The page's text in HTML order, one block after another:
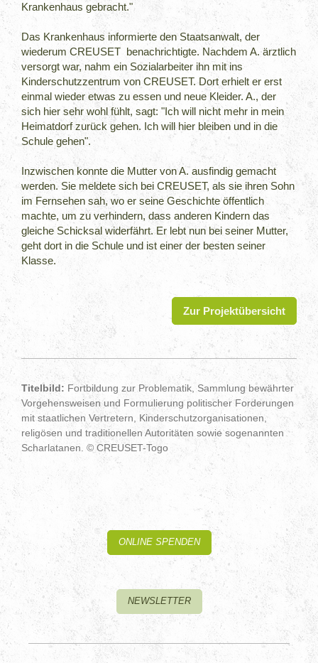
Krankenhaus gebracht."
Das Krankenhaus informierte den Staatsanwalt, der
wiederum CREUSET benachrichtigte. Nachdem A. ärztlich
versorgt war, nahm ein Sozialarbeiter ihn mit ins
Kinderschutzzentrum von CREUSET. Dort erhielt er erst
einmal wieder etwas zu essen und neue Kleider. A., der
sich hier sehr wohl fühlt, sagt: "Ich will nicht mehr in mein
Heimatdorf zurück gehen. Ich will hier bleiben und in die
Schule gehen".
Inzwischen konnte die Mutter von A. ausfindig gemacht
werden. Sie meldete sich bei CREUSET, als sie ihren Sohn
im Fernsehen sah, wo er seine Geschichte öffentlich
machte, um zu verhindern, dass anderen Kindern das
gleiche Schicksal widerfährt. Er lebt nun bei seiner Mutter,
geht dort in die Schule und ist einer der besten seiner
Klasse.
Zur Projektübersicht
Titelbild: Fortbildung zur Problematik, Sammlung bewährter
Vorgehensweisen und Formulierung politischer Forderungen
mit staatlichen Vertretern, Kinderschutzorganisationen,
religösen und traditionellen Autoritäten sowie sogenannten
Scharlatanen. © CREUSET-Togo
ONLINE SPENDEN
NEWSLETTER